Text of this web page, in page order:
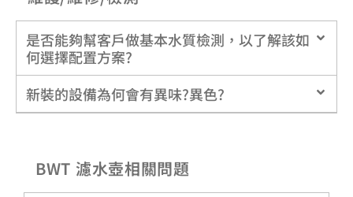
是否能夠幫客戶做基本水質檢測，以了解該如
何選擇配置方案?
新裝的設備為何會有異味?異色?
BWT 濾水壺相關問題